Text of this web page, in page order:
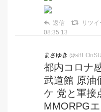
返信 リツイ
08:35:13
まさゆき
都内コロナ
武道館 原油
ケ 党と軍接
MMORPG